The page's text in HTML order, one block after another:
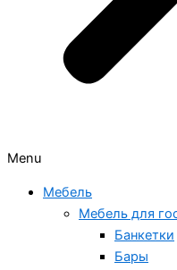
Menu
Мебель
Мебель для
Банкетки
Бары